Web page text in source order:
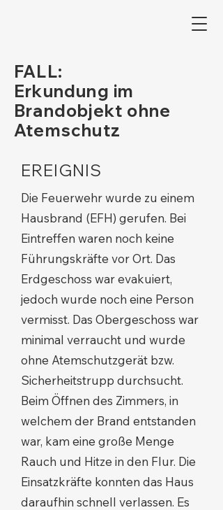
FALL:
Erkundung im
Brandobjekt ohne
Atemschutz
EREIGNIS
Die Feuerwehr wurde zu einem
Hausbrand (EFH) gerufen. Bei
Eintreffen waren noch keine
Führungskräfte vor Ort. Das
Erdgeschoss war evakuiert,
jedoch wurde noch eine Person
vermisst. Das Obergeschoss war
minimal verraucht und wurde
ohne Atemschutzgerät bzw.
Sicherheitstrupp durchsucht.
Beim Öffnen des Zimmers, in
welchem der Brand entstanden
war, kam eine große Menge
Rauch und Hitze in den Flur. Die
Einsatzkräfte konnten das Haus
daraufhin schnell verlassen. Es